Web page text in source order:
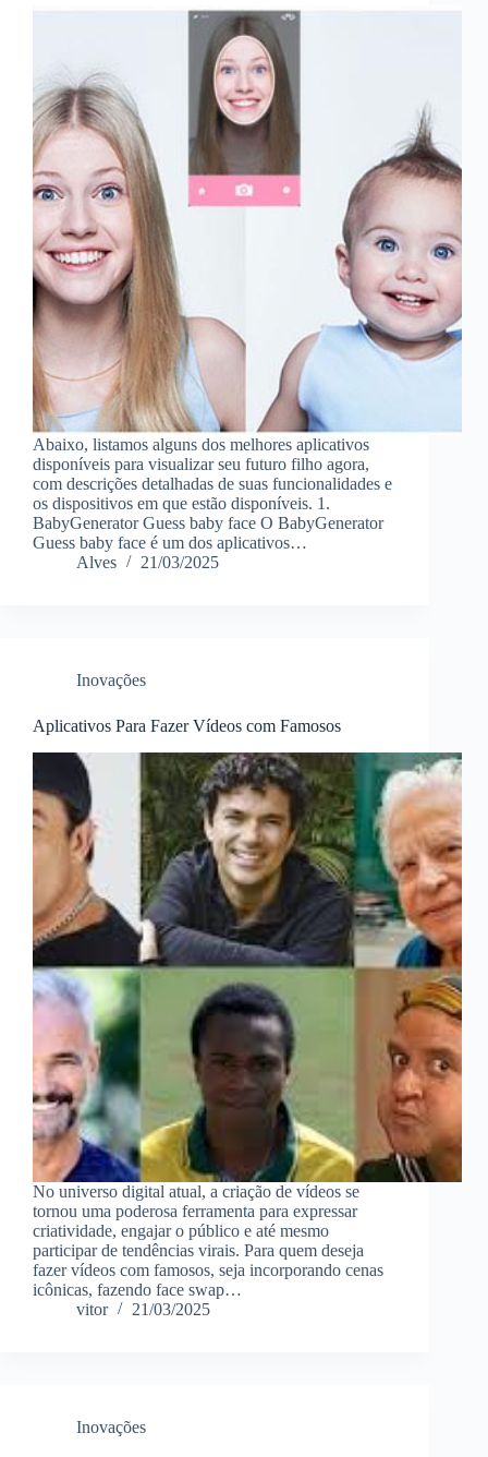
Abaixo, listamos alguns dos melhores aplicativos
disponíveis para visualizar seu futuro filho agora,
com descrições detalhadas de suas funcionalidades e
os dispositivos em que estão disponíveis. 1.
BabyGenerator Guess baby face O BabyGenerator
Guess baby face é um dos aplicativos…
Alves
21/03/2025
Inovações
Aplicativos Para Fazer Vídeos com Famosos
No universo digital atual, a criação de vídeos se
tornou uma poderosa ferramenta para expressar
criatividade, engajar o público e até mesmo
participar de tendências virais. Para quem deseja
fazer vídeos com famosos, seja incorporando cenas
icônicas, fazendo face swap…
vitor
21/03/2025
Inovações